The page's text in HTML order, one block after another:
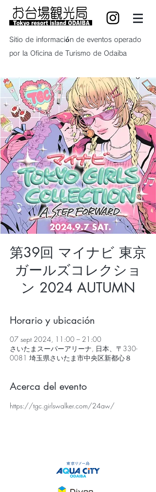
Sitio de información de eventos operado
por la Oficina de Turismo de Odaiba
第39回 マイナビ 東京
ガールズコレクショ
ン 2024 AUTUMN
Horario y ubicación
07 sept 2024, 11:00 – 21:00
さいたまスーパーアリーナ, 日本、〒330-
0081 埼玉県さいたま市中央区新都心８
Acerca del evento
https://tgc.girlswalker.com/24aw/